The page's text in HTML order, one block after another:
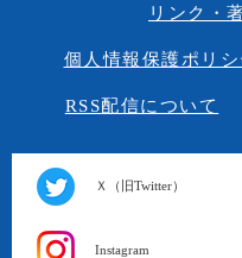
リンク・
個人情報保護ポリシ
RSS配信について
Ｘ（旧Twitter）
Instagram